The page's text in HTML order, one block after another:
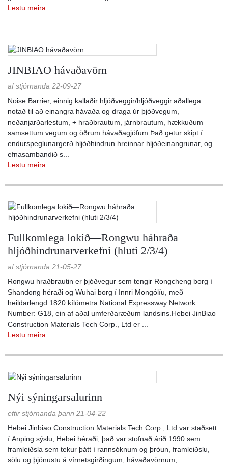
Lestu meira
JINBIAO hávaðavörn
af stjórnanda 22-09-27
Noise Barrier, einnig kallaðir hljóðveggir/hljóðveggir.aðallega
notað til að einangra hávaða og draga úr þjóðvegum,
neðanjarðarlestum, + hraðbrautum, járnbrautum, hækkuðum
samsettum vegum og öðrum hávaðagjöfum.Það getur skipt í
endurspeglunargerð hljóðhindrun hreinnar hljóðeinangrunar, og
efnasambandið s...
Lestu meira
Fullkomlega lokið—Rongwu háhraða
hljóðhindrunarverkefni (hluti 2/3/4)
af stjórnanda 21-05-27
Rongwu hraðbrautin er þjóðvegur sem tengir Rongcheng borg í
Shandong héraði og Wuhai borg í Innri Mongólíu, með
heildarlengd 1820 kílómetra.National Expressway Network
Number: G18, ein af aðal umferðaræðum landsins.Hebei JinBiao
Construction Materials Tech Corp., Ltd er ...
Lestu meira
Nýi sýningarsalurinn
eftir stjórnanda þann 21-04-22
Hebei Jinbiao Construction Materials Tech Corp., Ltd var staðsett
í Anping sýslu, Hebei héraði, það var stofnað árið 1990 sem
framleiðsla sem tekur þátt í rannsóknum og þróun, framleiðslu,
sölu og þjónustu á vírnetsgirðingum, hávaðavörnum,